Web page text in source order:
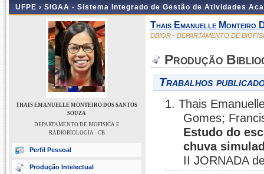
UFPE › SIGAA - Sistema Integrado de Gestão de Atividades
THAIS EMANUELLE MONTEIRO DOS SANTOS
SOUZA
DEPARTAMENTO DE BIOFISICA E
RADIOBIOLOGIA - CB
Perfil Pessoal
Produção Intelectual
Thais Emanuelle Monteiro
DBIOR - DEPARTAMENTO DE
Produção
Trabalhos
1. Thais
Gomes;
Estudo do
chuva
II JORNADA